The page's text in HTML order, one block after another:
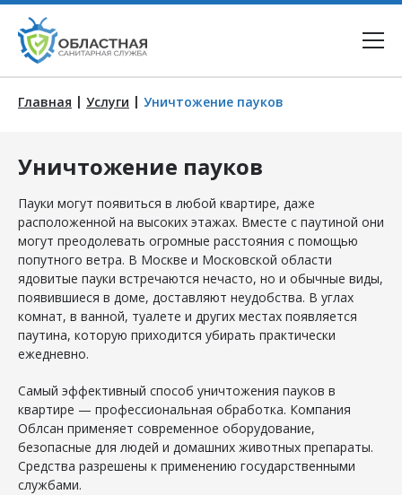
Главная | Услуги | Уничтожение пауков
Уничтожение пауков
Пауки могут появиться в любой квартире, даже
расположенной на высоких этажах. Вместе с паутиной они
могут преодолевать огромные расстояния с помощью
попутного ветра. В Москве и Московской области
ядовитые пауки встречаются нечасто, но и обычные виды,
появившиеся в доме, доставляют неудобства. В углах
комнат, в ванной, туалете и других местах появляется
паутина, которую приходится убирать практически
ежедневно.
Самый эффективный способ уничтожения пауков в
квартире — профессиональная обработка. Компания
Облсан применяет современное оборудование,
безопасные для людей и домашних животных препараты.
Средства разрешены к применению государственными
службами.